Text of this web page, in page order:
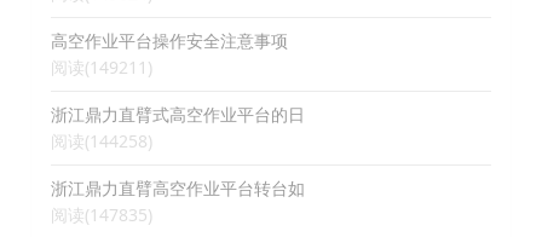
高空作业平台操作安全注意事项
阅读(149211)
浙江鼎力直臂式高空作业平台的日
阅读(144258)
浙江鼎力直臂高空作业平台转台如
阅读(147835)